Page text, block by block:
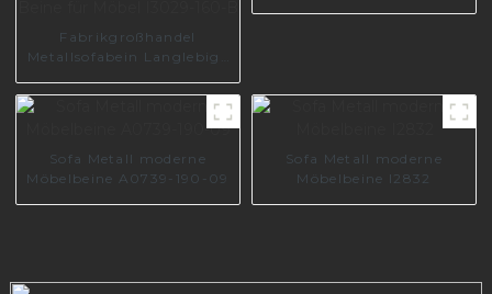
Fabrikgroßhandel
Metallsofabein Langlebige
160-B
Sofa Metall moderne
Möbelbeine A0739-190-09
Sofa Metall moderne
Möbelbeine I2832